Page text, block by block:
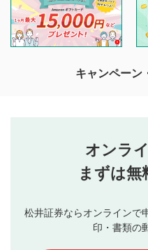
投稿するボタン
星で評価をすると投稿で
3
動画の評価
投稿ができます。利用者は
閲覧および投稿を行うもの
他の利用者が動画を視聴さ
待ちしております。
なお、投稿をもって、本注
行ってください。
当社は、利用者同士、
ブルによって生じた損害
評価およびコメントは
ます。掲載されるまで
キャンペーン
オンラ
まずは無
松井証券ならオンラインで
印・書類の